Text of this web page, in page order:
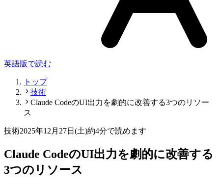
英語版で読む
トップ
技術
Claude CodeのUI出力を劇的に改善する3つのリソー
ス
技術2025年12月27日(土)約4分で読めます
Claude CodeのUI出力を劇的に改善する
3つのリソース